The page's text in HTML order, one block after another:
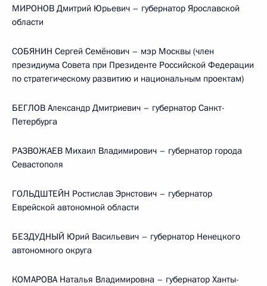
МИРОНОВ Дмитрий Юрьевич – губернатор Ярославской
области
СОБЯНИН Сергей Семёнович – мэр Москвы (член
президиума Совета при Президенте Российской Федерации
по стратегическому развитию и национальным проектам)
БЕГЛОВ Александр Дмитриевич – губернатор Санкт-
Петербурга
РАЗВОЖАЕВ Михаил Владимирович – губернатор города
Севастополя
ГОЛЬДШТЕЙН Ростислав Эрнстович – губернатор
Еврейской автономной области
БЕЗДУДНЫЙ Юрий Васильевич – губернатор Ненецкого
автономного округа
КОМАРОВА Наталья Владимировна – губернатор Ханты-